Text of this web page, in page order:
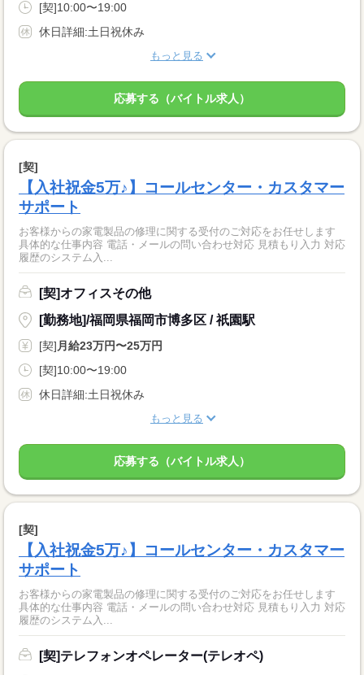
[契]10:00〜19:00
休日詳細:土日祝休み
もっと見る
応募する（バイトル求人）
[契]
【入社祝金5万♪】コールセンター・カスタマー
サポート
お客様からの家電製品の修理に関する受付のご対応をお任せします
具体的な仕事内容 電話・メールの問い合わせ対応 見積もり入力 対応
履歴のシステム入...
[契]オフィスその他
[勤務地]/福岡県福岡市博多区 / 祇園駅
[契]月給23万円〜25万円
[契]10:00〜19:00
休日詳細:土日祝休み
もっと見る
応募する（バイトル求人）
[契]
【入社祝金5万♪】コールセンター・カスタマー
サポート
お客様からの家電製品の修理に関する受付のご対応をお任せします
具体的な仕事内容 電話・メールの問い合わせ対応 見積もり入力 対応
履歴のシステム入...
[契]テレフォンオペレーター(テレオペ)